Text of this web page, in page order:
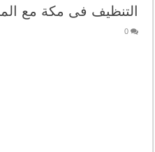
التنظيف فى مكة مع
0